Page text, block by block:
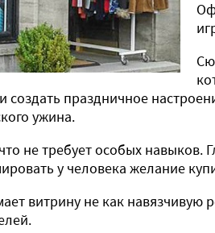
создать праздничное
ужина.
не требует особых
у человека желание
витрину не как